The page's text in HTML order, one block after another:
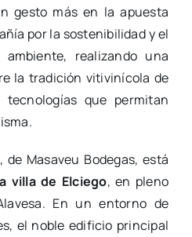
gesto más en la apuesta
por la sostenibilidad y el
realizando una
la tradición vitivinícola de
que permitan
, de Masaveu Bodegas, está
villa de Elciego, en pleno
En un entorno de
el noble edificio principal